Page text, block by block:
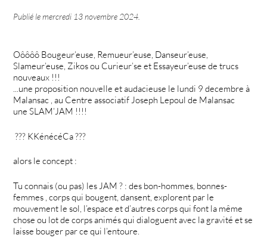
Publié lemercredi 13 novembre 2024
Oôôôô Bougeur’euse, Remueur’euse, Danseur’euse,
Slameur’euse, Zikos ou Curieur’se et Essayeur’euse de trucs
nouveaux !!!
...une proposition nouvelle et audacieuse le lundi 9 decembre à
Malansac , au Centre associatif Joseph Lepoul de Malansac
une SLAM’JAM !!!!
??? KKénécéCa ???
alors le concept :
Tu connais (ou pas) les JAM ? : des bon-hommes, bonnes-
femmes , corps qui bougent, dansent, explorent par le
mouvement le sol, l’espace et d’autres corps qui font la même
chose ou lot de corps animés qui dialoguent avec la gravité et se
laisse bouger par ce qui l’entoure.